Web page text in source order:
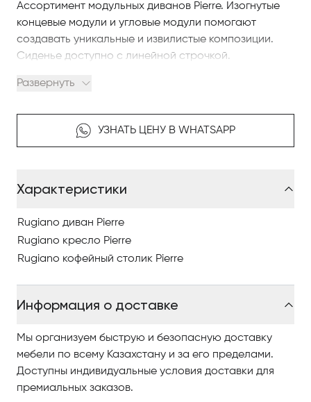
Ассортимент модульных диванов Pierre. Изогнутые
концевые модули и угловые модули помогают
создавать уникальные и извилистые композиции.
Сиденье доступно с линейной строчкой.
гармоничных сочетаний в сочетании с
неповторимый стиль. Стиль, элегантность и
безупречное мастерство — выигрышное сочетание,
Эстетическая и стилистическая преемственность
жилых помещений на свежем воздухе без видимых
границ и их интерпретация с индивидуальностью,
элегантностью и интернациональным стилем.
Астане компании Rugiano, изучайте наш интернет-
качественными фото, сравнивайте понравившиеся
модели и оформляйте заказ.
По вопросам приобретения элитной мебели и
светильников в Астане обращайтесь в Antonovych
Развернуть
УЗНАТЬ ЦЕНУ В WHATSAPP
Характеристики
Rugiano диван Pierre
Rugiano кресло Pierre
Rugiano кофейный столик Pierre
Информация о доставке
Мы организуем быструю и безопасную доставку
мебели по всему Казахстану и за его пределами.
Доступны индивидуальные условия доставки для
премиальных заказов.